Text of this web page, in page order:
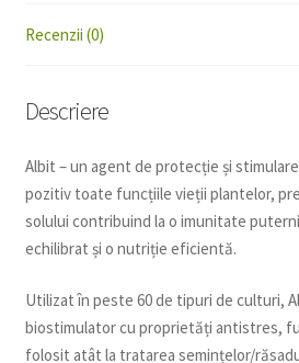
Recenzii (0)
Descriere
Albit – un agent de protecție și
pozitiv toate funcțiile vieții plantelor,
solului contribuind la o imunitate
echilibrat și o nutriție eficientă.
Utilizat în peste 60 de tipuri de culturi,
biostimulator cu proprietăți antistres,
folosit atât la tratarea semințelor/